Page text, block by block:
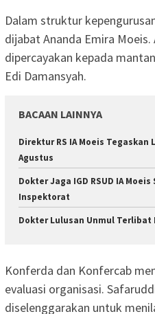
Dalam struktur
dijabat Ananda Emira
dipercayakan kepada
Edi Damansyah.
BACAAN LAINNYA
Direktur RS IA Moeis
Agustus
Dokter Jaga IGD RSUD IA
Inspektorat
Dokter Lulusan Unmul Terlibat
Konferda dan Konfercab
evaluasi organisasi.
diselenggarakan untuk